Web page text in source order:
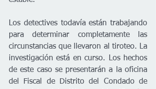
Los detectives todavía están trabajando
para determinar completamente las
circunstancias que llevaron al tiroteo. La
investigación está en curso. Los hechos
de este caso se presentarán a la oficina
del Fiscal de Distrito del Condado de